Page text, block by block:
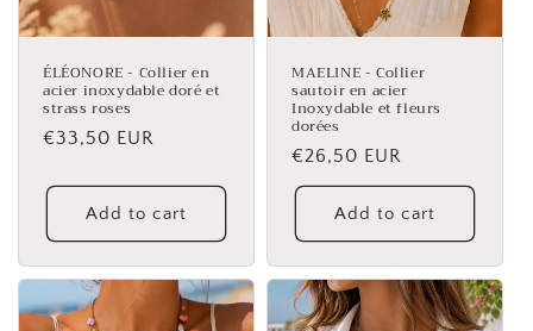
ÉLÉONORE - Collier en
acier inoxydable doré et
strass roses
Regular
€33,50 EUR
Add to cart
MAELINE - Collier
sautoir en acier
Inoxydable et fleurs
dorées
Regular
price
€26,50 EUR
Add to cart